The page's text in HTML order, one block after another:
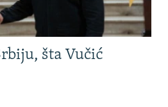
šta Vučić